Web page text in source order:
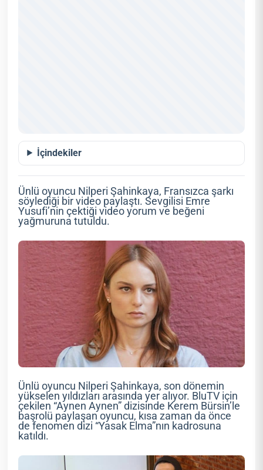
İçindekiler
Ünlü oyuncu Nilperi Şahinkaya, Fransızca şarkı
söylediği bir video paylaştı. Sevgilisi Emre
Yusufi’nin çektiği video yorum ve beğeni
yağmuruna tutuldu.
Ünlü oyuncu Nilperi Şahinkaya, son dönemin
yükselen yıldızları arasında yer alıyor. BluTV için
çekilen “Aynen Aynen” dizisinde Kerem Bürsin’le
başrolü paylaşan oyuncu, kısa zaman da önce
de fenomen dizi “Yasak Elma”nın kadrosuna
katıldı.